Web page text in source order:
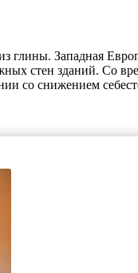
глины. Западная
стен зданий. Со
со снижением